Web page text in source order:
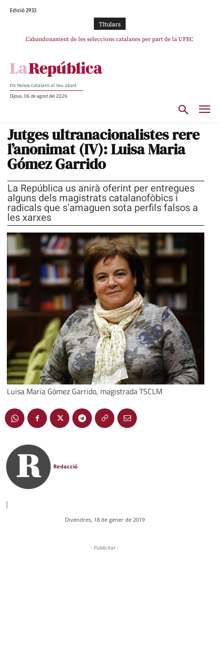
Edició 2933
TItulars
L’abandonament de les seleccions catalanes per part de la UFEC
TV3 perd el lideratge després de 23 mesos: Una deriva sense continguts i en
Els Països Catalans al teu abast
Dijous, 06 de agost del 2026
Jutges ultranacionalistes rere
l’anonimat (IV): Luisa Maria
Gómez Garrido
La República us anirà oferint per entregues
alguns dels magistrats catalanofòbics i
radicals que s'amaguen sota perfils falsos a
les xarxes
Luisa Maria Gómez Garrido, magistrada TSCLM
Redacció
|
Divendres, 18 de gener de 2019
- Publicitat -